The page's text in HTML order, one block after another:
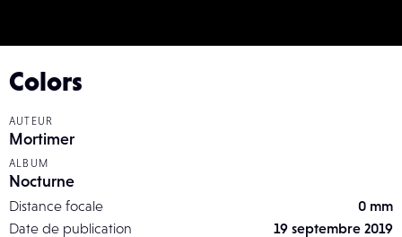
Colors
AUTEUR
Mortimer
ALBUM
Nocturne
Distance focale
0 mm
Date de publication
19 septembre 2019